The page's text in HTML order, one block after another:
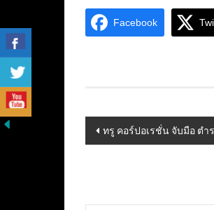
Facebook
Post
ทรู คอร์ปอเรชั่น จับมือ ตำ